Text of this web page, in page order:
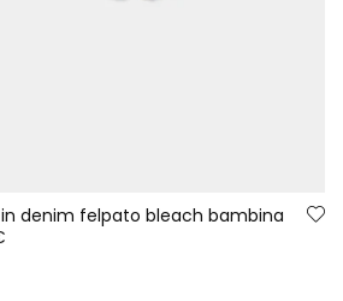
denim felpato bleach bambina